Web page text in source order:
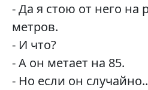
- Да я стою от него на
метров.
- И что?
- А он метает на 85.
- Но если он